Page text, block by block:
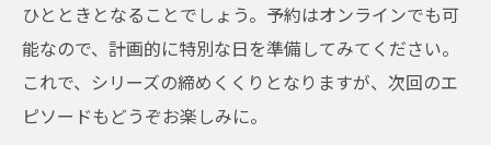
ひとときとなることでしょう。予約はオンラインでも可
能なので、計画的に特別な日を準備してみてください。
これで、シリーズの締めくくりとなりますが、次回のエ
ピソードもどうぞお楽しみに。